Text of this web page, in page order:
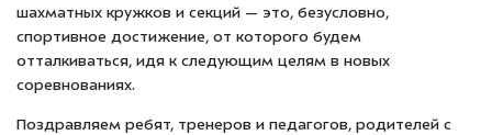
шахматных кружков и секций — это, безусловно,
спортивное достижение, от которого будем
отталкиваться, идя к следующим целям в новых
соревнованиях.
Поздравляем ребят, тренеров и педагогов, родителей с